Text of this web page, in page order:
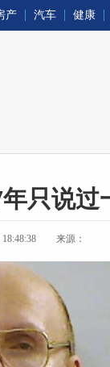
产 汽车 健康
只说过
来源：